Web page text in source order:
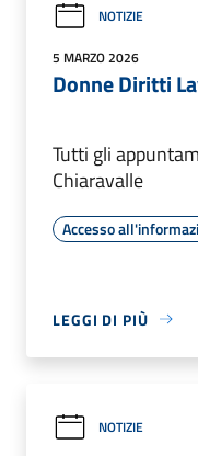
NOTIZIE
5 MARZO 2026
Donne Diritti
Tutti gli
Chiaravalle
Accesso
LEGGI DI PIÙ
NOTIZIE